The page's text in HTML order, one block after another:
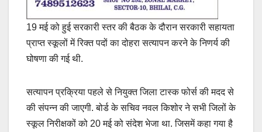
19 मई को हुई सरकारी स्तर की बैठक के दौरान सरकारी सहायता
प्राप्त स्कूलों में रिक्त पदों का दोहरा सत्यापन करने के निणर्य की
घोषणा की गई थी.
सत्यापन प्रक्रिया पहले से नियुक्त जिला टास्क फोर्स की मदद से
की संपन्न की जाएगी. बोर्ड के सचिव नवल किशोर ने सभी जिलों के
स्कूल निरीक्षकों को 20 मई को संदेश भेजा था. जिसमें कहा गया है